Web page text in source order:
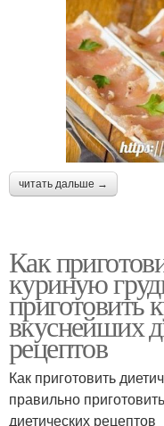
читать дальше →
Как
куриную
приготовить
вкуснейших
рецептов
Как приготовить
правильно
диетических рецептов